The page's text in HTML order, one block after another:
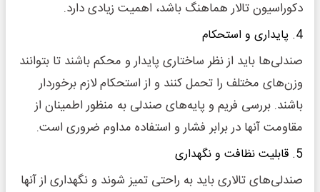
دکوراسیون تالار هماهنگ باشد، اهمیت زیادی دارد.
4. پایداری و استحکام
صندلی‌ها باید از نظر ساختاری پایدار و محکم باشند تا بتوانند
وزن‌های مختلف را تحمل کنند و از استحکام لازم برخوردار
باشند. بررسی فریم و پایه‌های صندلی به منظور اطمینان از
مقاومت آنها در برابر فشار و استفاده مداوم ضروری است.
5. قابلیت نظافت و نگهداری
صندلی‌های تالاری باید به راحتی تمیز شوند و نگهداری از آنها